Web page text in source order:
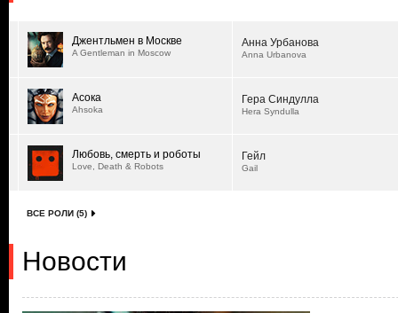
Джентльмен в Москве
A Gentleman in Moscow
Анна Урбанова
Anna Urbanova
Асока
Ahsoka
Гера Синдулла
Hera Syndulla
Любовь, смерть и роботы
Love, Death & Robots
Гейл
Gail
ВСЕ РОЛИ (5)
Новости